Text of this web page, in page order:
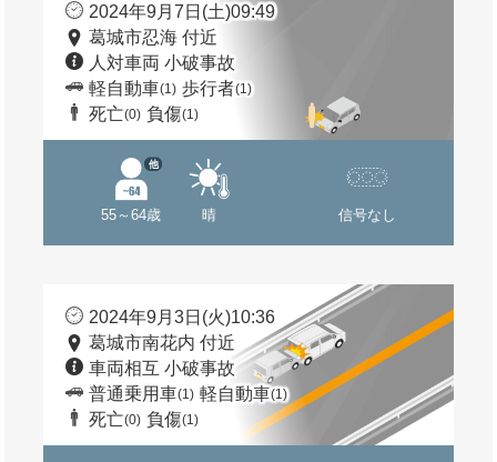
2024年9月7日(土)09:49
葛城市忍海 付近
人対車両 小破事故
軽自動車(1) 歩行者(1)
死亡(0) 負傷(1)
55～64歳
他
晴 信号なし
2024年9月3日(火)10:36
葛城市南花内 付近
車両相互 小破事故
普通乗用車(1) 軽自動車(1)
死亡(0) 負傷(1)